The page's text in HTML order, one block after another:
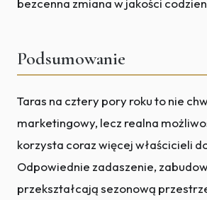
bezcenna zmiana w jakości
Podsumowanie
Taras na cztery pory roku to nie
marketingowy, lecz realna
korzysta coraz więcej właścicieli
Odpowiednie zadaszenie,
przekształcają sezonową